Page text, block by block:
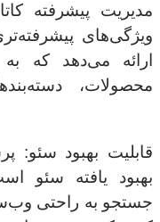
ویژگی‌های
ارائه می‌دهد که
محصولات،
بهبود یافته سئو
جستجو به راحتی